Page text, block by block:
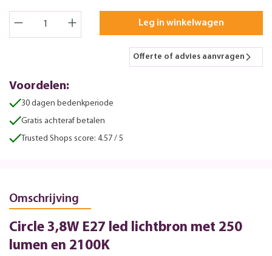
Leg in winkelwagen
Offerte of advies aanvragen
Voordelen:
30 dagen bedenkperiode
Gratis achteraf betalen
Trusted Shops score: 4.57 / 5
Omschrijving
Circle 3,8W E27 led lichtbron met 250
lumen en 2100K